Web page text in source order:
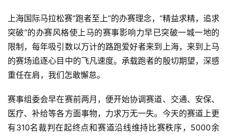
上海国际马拉松赛“跑者至上”的办赛理念，“精益求精，追求
突破”的办赛风格使上马的赛事影响力早已突破一城一地的
限制，每年吸引数以万计的路跑爱好者来到上海，来到上马
的赛场追逐心目中的飞凡速度。承载跑者的殷切期望，深感
重任在肩，我们怎敢懈怠。
赛事组委会早在赛前两月，便开始协调赛道、交通、安保、
医疗、补给等各方面事物，力求万无一失。今天的赛道上更
有310名裁判在起终点和赛道沿线维持比赛秩序，5000余